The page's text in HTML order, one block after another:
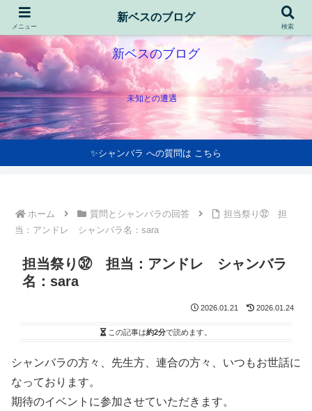
新ベスのブログ
未知との遭遇
✨シャンバラ への質問は こちら
ホーム 質問とシャンバラの回答
担当祭り㉜ 担
当：アンドレ シャンバラ名：sara
担当祭り㉜ 担当：アンドレ シャンバラ
名：sara
2026.01.21 2026.01.24
この記事は約2分で読めます。
シャンバラの方々、先生方、連合の方々、いつもお世話に
なっております。
期待のイベントに参加させていただきます。
メニュー
新ベスのブログ
検索